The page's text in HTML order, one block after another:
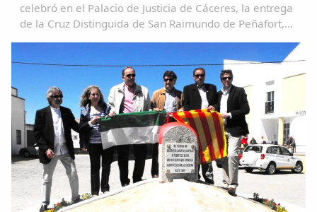
celebró en el Palacio de Justicia de Cáceres, la entrega
de la Cruz Distinguida de San Raimundo de Peñafort,
con motivo de la onomástica de S.M. el Rey a nuestro